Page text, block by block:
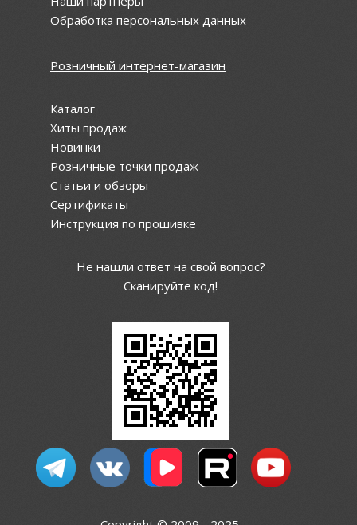
Обработка персональных данных
Розничный интернет-магазин
Каталог
Хиты продаж
Новинки
Розничные точки продаж
Статьи и обзоры
Сертификаты
Инструкция по прошивке
Не нашли ответ на свой вопрос?
Сканируйте код!